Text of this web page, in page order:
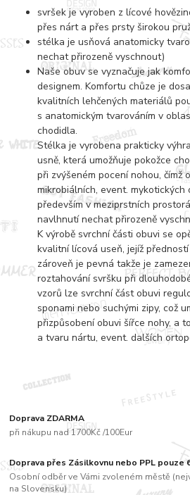
Doprava ZDARMA
při nákupu nad 1700Kč /100Eur
Doprava přes Zásilkovnu nebo PPL pouze
Osobní odběr ve Vámi zvoleném městě
na Slovensku)
svršek je vyroben z lícové
přes nárt a přes prsty širokou
stélka je usňová anatomicky
nechat přirozeně vyschnout)
Naše obuv se vyznačuje jak
designem. Komfortu chůze je
kvalitních lehčených materiálů
s anatomickým tvarováním v
chodidla.
Stélka je vyrobena prakticky
usně, která umožňuje pokožce
při zvýšeném pocení nohou, čímž
mikrobiálních, event. mykotických
především v meziprstních
navlhnutí nechat přirozeně
K výrobě svrchní části obuvi se
kvalitní lícová useň, jejíž
zároveň je pevná takže je
roztahování svršku při
vzorů lze svrchní část obuvi
sponami nebo suchými zipy, což
přizpůsobení obuvi šířce nohy, a
a tvaru nártu, event. dalších